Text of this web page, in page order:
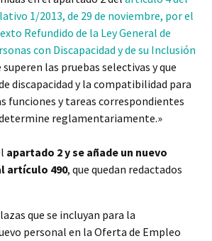
1/2013, de 29 de noviembre, por el
Refundido de la Ley General de
con Discapacidad y de su Inclusión
superen las pruebas selectivas y que
discapacidad y la compatibilidad para
funciones y tareas correspondientes
reglamentariamente.»
apartado 2 y se añade un nuevo
artículo 490, que quedan redactados
que se incluyan para la
personal en la Oferta de Empleo